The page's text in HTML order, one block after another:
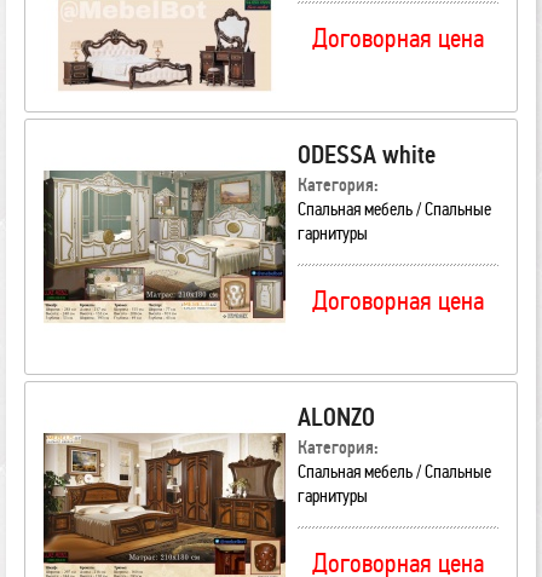
Договорная цена
ODESSA white
Категория:
Спальная мебель / Спальные
гарнитуры
Договорная цена
ALONZO
Категория:
Спальная мебель / Спальные
гарнитуры
Договорная цена